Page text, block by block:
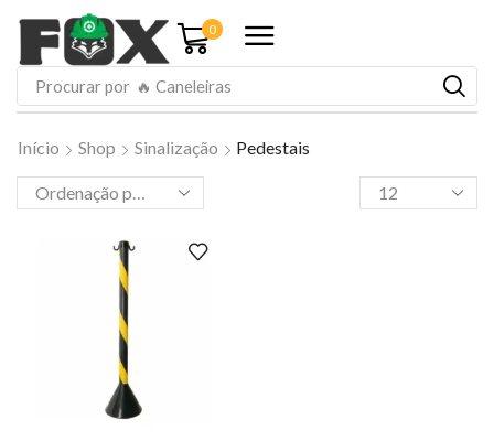
0
Procurar por 🔥 Caneleiras
Início Shop Sinalização Pedestais